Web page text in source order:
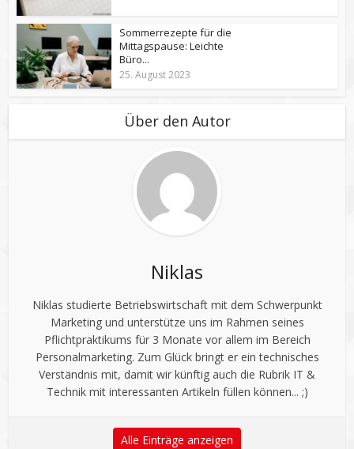
Sommerrezepte für die
Mittagspause: Leichte
Büro...
25. August 2023
Über den Autor
Niklas
Niklas studierte Betriebswirtschaft mit dem Schwerpunkt
Marketing und unterstütze uns im Rahmen seines
Pflichtpraktikums für 3 Monate vor allem im Bereich
Personalmarketing. Zum Glück bringt er ein technisches
Verständnis mit, damit wir künftig auch die Rubrik IT &
Technik mit interessanten Artikeln füllen können... ;)
Alle Einträge anzeigen